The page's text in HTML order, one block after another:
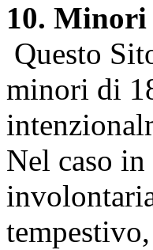
10. Minori
Questo
minori di
Nel caso